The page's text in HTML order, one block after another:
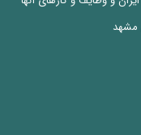
مشهد